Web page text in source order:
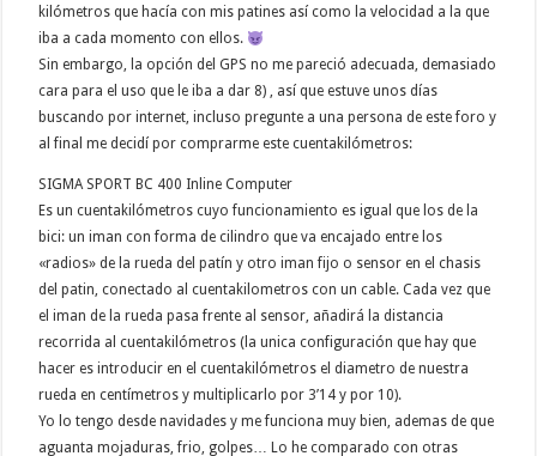
kilómetros que hacía con mis patines así como la velocidad a la que
iba a cada momento con ellos.
Sin embargo, la opción del GPS no me pareció adecuada, demasiado
cara para el uso que le iba a dar 8) , así que estuve unos días
buscando por internet, incluso pregunte a una persona de este foro y
al final me decidí por comprarme este cuentakilómetros:
SIGMA SPORT BC 400 Inline Computer
Es un cuentakilómetros cuyo funcionamiento es igual que los de la
bici: un iman con forma de cilindro que va encajado entre los
«radios» de la rueda del patín y otro iman fijo o sensor en el chasis
del patin, conectado al cuentakilometros con un cable. Cada vez que
el iman de la rueda pasa frente al sensor, añadirá la distancia
recorrida al cuentakilómetros (la unica configuración que hay que
hacer es introducir en el cuentakilómetros el diametro de nuestra
rueda en centímetros y multiplicarlo por 3’14 y por 10).
Yo lo tengo desde navidades y me funciona muy bien, ademas de que
aguanta mojaduras, frio, golpes… Lo he comparado con otras